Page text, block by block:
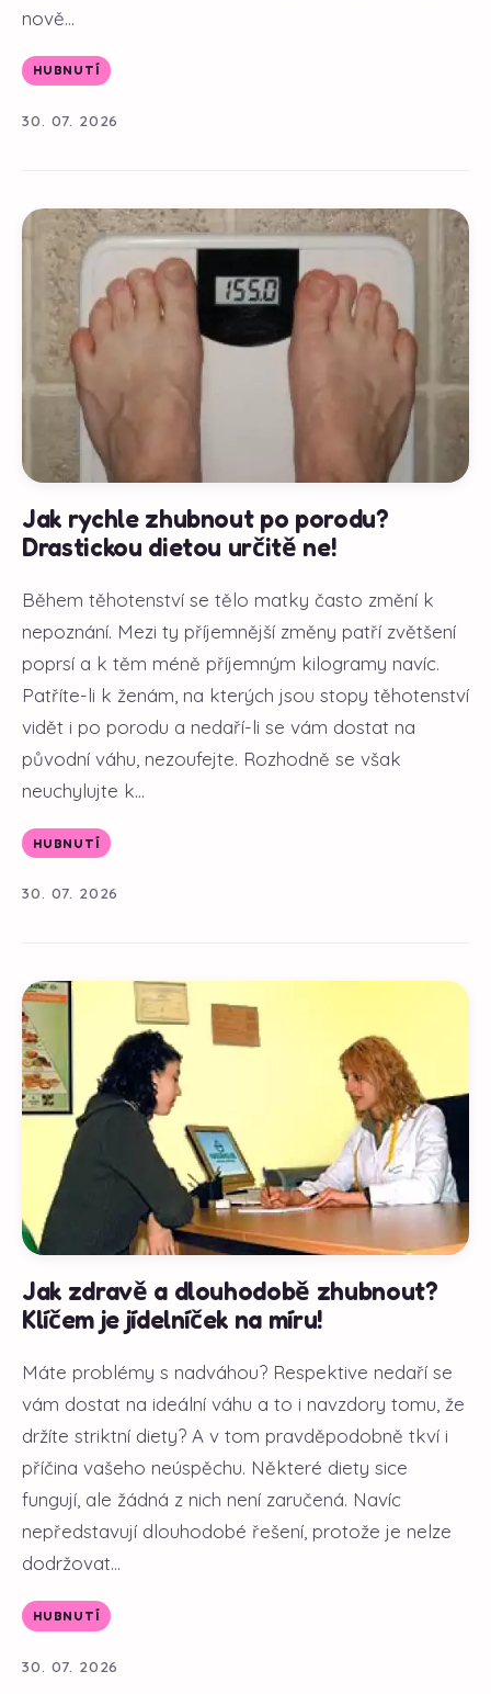
nově...
HUBNUTÍ
30. 07. 2026
Jak rychle zhubnout po porodu?
Drastickou dietou určitě ne!
Během těhotenství se tělo matky často změní k
nepoznání. Mezi ty příjemnější změny patří zvětšení
poprsí a k těm méně příjemným kilogramy navíc.
Patříte-li k ženám, na kterých jsou stopy těhotenství
vidět i po porodu a nedaří-li se vám dostat na
původní váhu, nezoufejte. Rozhodně se však
neuchylujte k...
HUBNUTÍ
30. 07. 2026
Jak zdravě a dlouhodobě zhubnout?
Klíčem je jídelníček na míru!
Máte problémy s nadváhou? Respektive nedaří se
vám dostat na ideální váhu a to i navzdory tomu, že
držíte striktní diety? A v tom pravděpodobně tkví i
příčina vašeho neúspěchu. Některé diety sice
fungují, ale žádná z nich není zaručená. Navíc
nepředstavují dlouhodobé řešení, protože je nelze
dodržovat...
HUBNUTÍ
30. 07. 2026